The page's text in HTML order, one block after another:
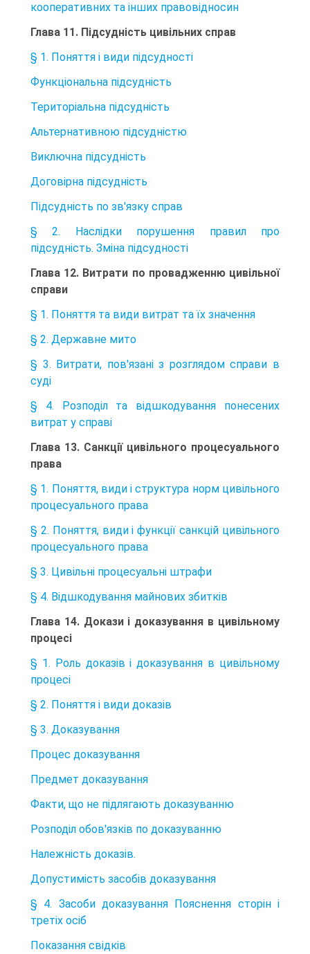
кооперативних та інших правовідносин
Глава 11. Підсудність цивільних справ
§ 1. Поняття і види підсудності
Функціональна підсудність
Територіальна підсудність
Альтернативною підсудністю
Виключна підсудність
Договірна підсудність
Підсудність по зв'язку справ
§ 2. Наслідки порушення правил про
підсудність. Зміна підсудності
Глава 12. Витрати по провадженню цивільної
справи
§ 1. Поняття та види витрат та їх значення
§ 2. Державне мито
§ 3. Витрати, пов'язані з розглядом справи в
суді
§ 4. Розподіл та відшкодування понесених
витрат у справі
Глава 13. Санкції цивільного процесуального
права
§ 1. Поняття, види і структура норм цивільного
процесуального права
§ 2. Поняття, види і функції санкцій цивільного
процесуального права
§ 3. Цивільні процесуальні штрафи
§ 4. Відшкодування майнових збитків
Глава 14. Докази і доказування в цивільному
процесі
§ 1. Роль доказів і доказування в цивільному
процесі
§ 2. Поняття і види доказів
§ 3. Доказування
Процес доказування
Предмет доказування
Факти, що не підлягають доказуванню
Розподіл обов'язків по доказуванню
Належність доказів.
Допустимість засобів доказування
§ 4. Засоби доказування Пояснення сторін і
третіх осіб
Показання свідків